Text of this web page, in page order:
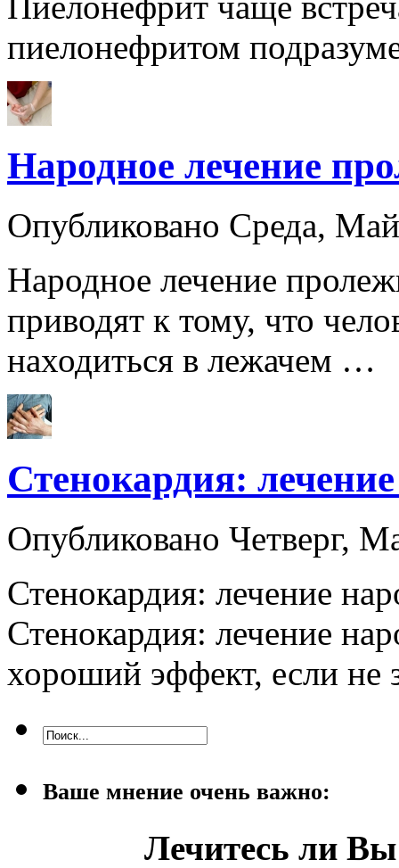
пиелонефритом
Народное лечение
Опубликовано Среда,
Народное лечение
приводят к тому, что
находиться в лежачем …
Стенокардия:
Опубликовано Четверг,
Стенокардия: лечение
Стенокардия: лечение
хороший эффект, если не
Ваше мнение очень важно:
Лечитесь ли